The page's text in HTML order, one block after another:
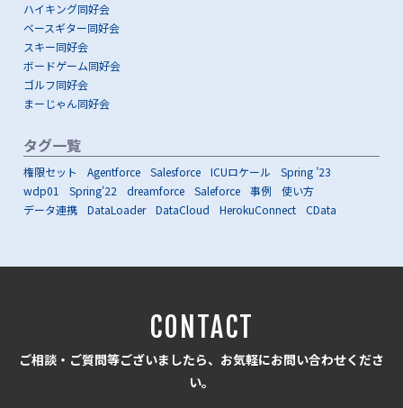
ハイキング同好会
ベースギター同好会
スキー同好会
ボードゲーム同好会
ゴルフ同好会
まーじゃん同好会
タグ一覧
権限セット Agentforce Salesforce ICUロケール
Spring ’23
wdp01
Spring'22 dreamforce Saleforce 事例
使い方
データ連携
DataLoader DataCloud HerokuConnect CData
CONTACT
ご相談・ご質問等ございましたら、お気軽にお問い合わせくださ
い。